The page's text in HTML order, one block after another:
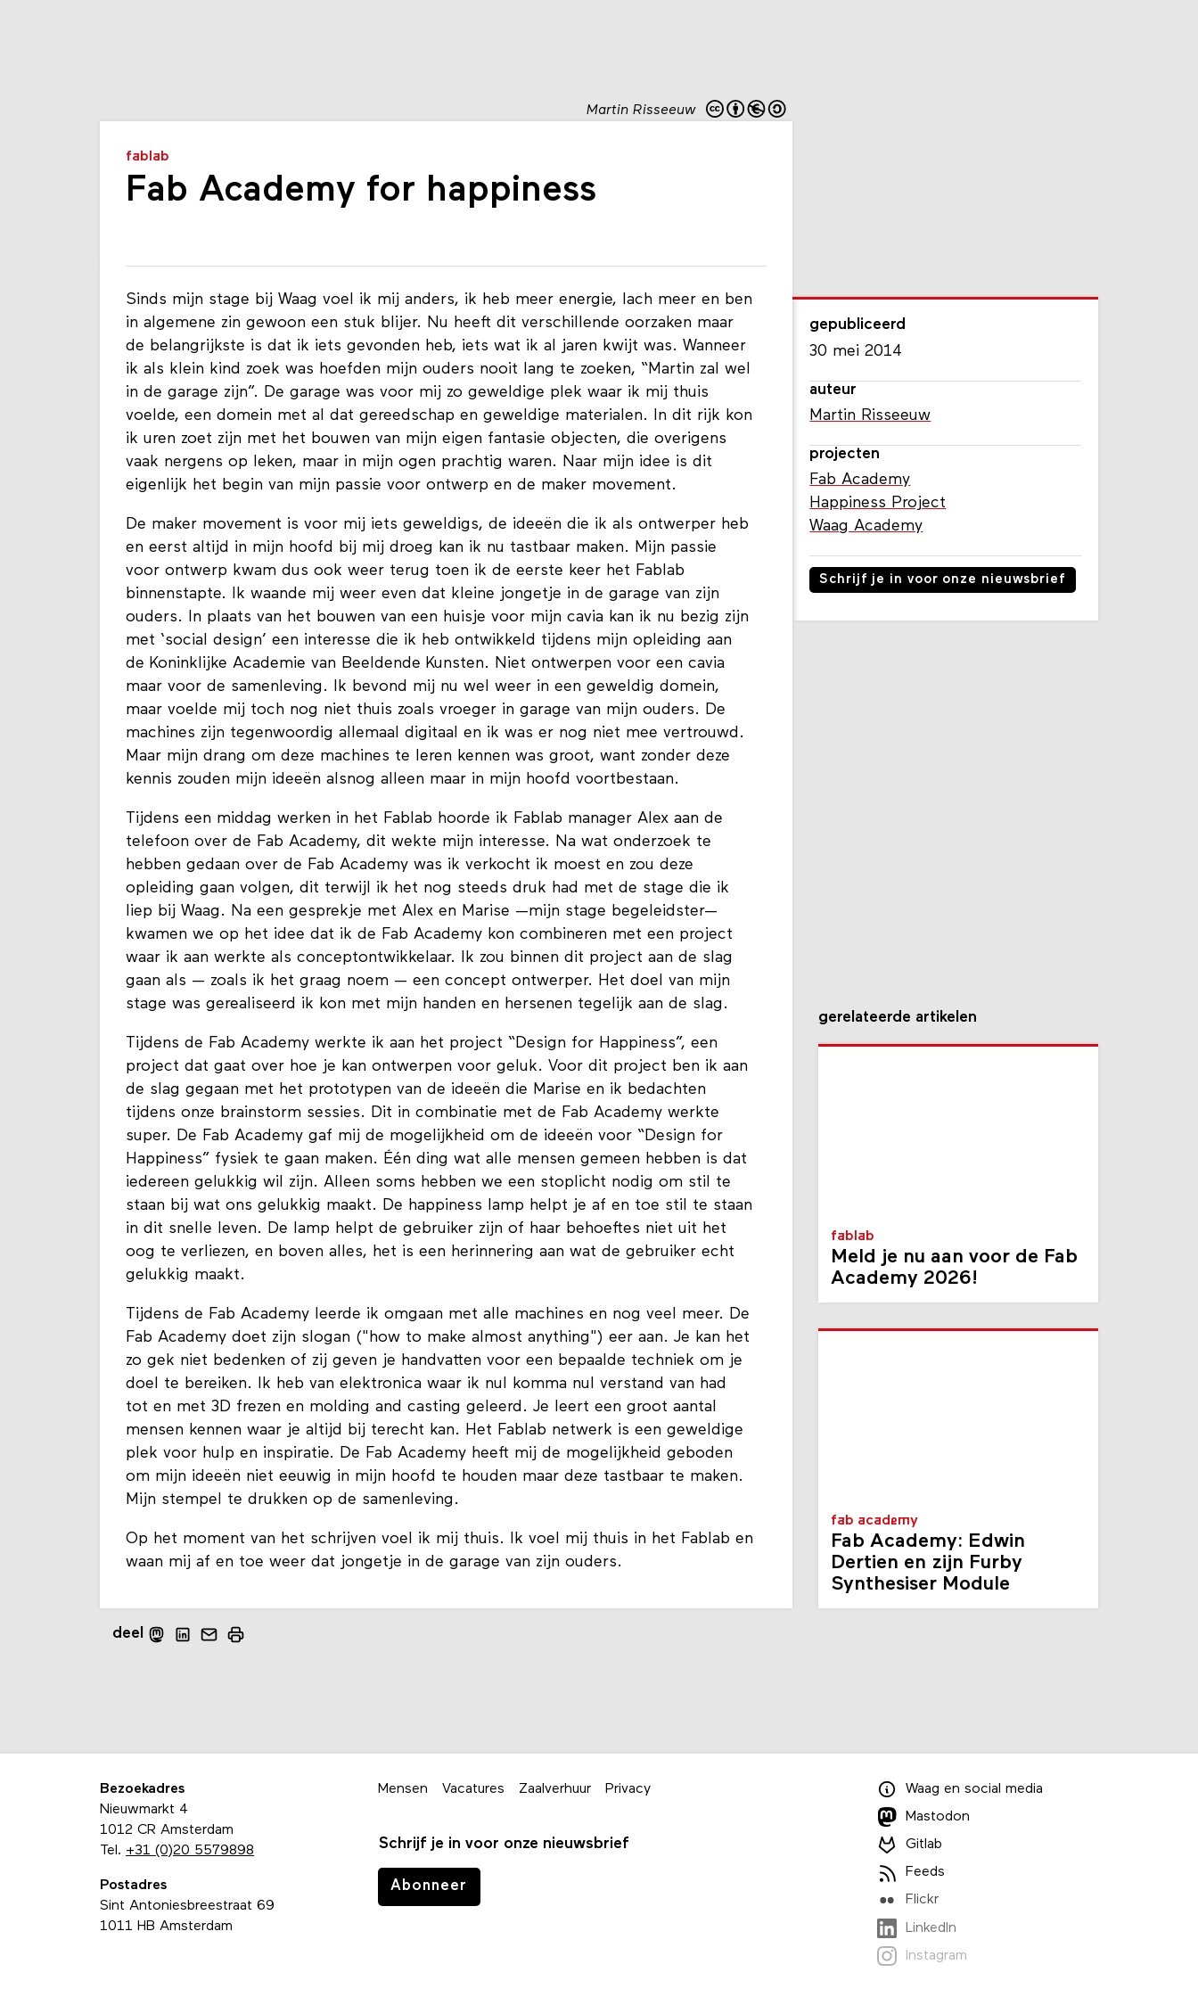
Martin Risseeuw
fablab
Fab Academy for happiness
Sinds mijn stage bij Waag voel ik mij anders, ik heb meer energie, lach meer en ben
in algemene zin gewoon een stuk blijer. Nu heeft dit verschillende oorzaken maar
de belangrijkste is dat ik iets gevonden heb, iets wat ik al jaren kwijt was. Wanneer
ik als klein kind zoek was hoefden mijn ouders nooit lang te zoeken, “Martin zal wel
in de garage zijn”. De garage was voor mij zo geweldige plek waar ik mij thuis
voelde, een domein met al dat gereedschap en geweldige materialen. In dit rijk kon
ik uren zoet zijn met het bouwen van mijn eigen fantasie objecten, die overigens
vaak nergens op leken, maar in mijn ogen prachtig waren. Naar mijn idee is dit
eigenlijk het begin van mijn passie voor ontwerp en de maker movement.
De maker movement is voor mij iets geweldigs, de ideeën die ik als ontwerper heb
en eerst altijd in mijn hoofd bij mij droeg kan ik nu tastbaar maken. Mijn passie
voor ontwerp kwam dus ook weer terug toen ik de eerste keer het Fablab
binnenstapte. Ik waande mij weer even dat kleine jongetje in de garage van zijn
ouders. In plaats van het bouwen van een huisje voor mijn cavia kan ik nu bezig zijn
met ‘social design’ een interesse die ik heb ontwikkeld tijdens mijn opleiding aan
de Koninklijke Academie van Beeldende Kunsten. Niet ontwerpen voor een cavia
maar voor de samenleving. Ik bevond mij nu wel weer in een geweldig domein,
maar voelde mij toch nog niet thuis zoals vroeger in garage van mijn ouders. De
machines zijn tegenwoordig allemaal digitaal en ik was er nog niet mee vertrouwd.
Maar mijn drang om deze machines te leren kennen was groot, want zonder deze
kennis zouden mijn ideeën alsnog alleen maar in mijn hoofd voortbestaan.
Tijdens een middag werken in het Fablab hoorde ik Fablab manager Alex aan de
telefoon over de Fab Academy, dit wekte mijn interesse. Na wat onderzoek te
hebben gedaan over de Fab Academy was ik verkocht ik moest en zou deze
opleiding gaan volgen, dit terwijl ik het nog steeds druk had met de stage die ik
liep bij Waag. Na een gesprekje met Alex en Marise —mijn stage begeleidster—
kwamen we op het idee dat ik de Fab Academy kon combineren met een project
waar ik aan werkte als conceptontwikkelaar. Ik zou binnen dit project aan de slag
gaan als — zoals ik het graag noem — een concept ontwerper. Het doel van mijn
stage was gerealiseerd ik kon met mijn handen en hersenen tegelijk aan de slag.
Tijdens de Fab Academy werkte ik aan het project “Design for Happiness”, een
project dat gaat over hoe je kan ontwerpen voor geluk. Voor dit project ben ik aan
de slag gegaan met het prototypen van de ideeën die Marise en ik bedachten
tijdens onze brainstorm sessies. Dit in combinatie met de Fab Academy werkte
super. De Fab Academy gaf mij de mogelijkheid om de ideeën voor “Design for
Happiness” fysiek te gaan maken. Één ding wat alle mensen gemeen hebben is dat
iedereen gelukkig wil zijn. Alleen soms hebben we een stoplicht nodig om stil te
staan bij wat ons gelukkig maakt. De happiness lamp helpt je af en toe stil te staan
in dit snelle leven. De lamp helpt de gebruiker zijn of haar behoeftes niet uit het
oog te verliezen, en boven alles, het is een herinnering aan wat de gebruiker echt
gelukkig maakt.
Tijdens de Fab Academy leerde ik omgaan met alle machines en nog veel meer. De
Fab Academy doet zijn slogan ("how to make almost anything") eer aan. Je kan het
zo gek niet bedenken of zij geven je handvatten voor een bepaalde techniek om je
doel te bereiken. Ik heb van elektronica waar ik nul komma nul verstand van had
tot en met 3D frezen en molding and casting geleerd. Je leert een groot aantal
mensen kennen waar je altijd bij terecht kan. Het Fablab netwerk is een geweldige
plek voor hulp en inspiratie. De Fab Academy heeft mij de mogelijkheid geboden
om mijn ideeën niet eeuwig in mijn hoofd te houden maar deze tastbaar te maken.
Mijn stempel te drukken op de samenleving.
Op het moment van het schrijven voel ik mij thuis. Ik voel mij thuis in het Fablab en
waan mij af en toe weer dat jongetje in de garage van zijn ouders.
gepubliceerd
30 mei 2014
auteur
Martin Risseeuw
projecten
Fab Academy
Happiness Project
Waag Academy
Schrijf je in voor onze nieuwsbrief
deel
gerelateerde artikelen
fablab
Meld je nu aan voor de Fab
Academy 2026!
fab academy
Fab Academy: Edwin
Dertien en zijn Furby
Synthesiser Module
Bezoekadres
Nieuwmarkt 4
1012 CR Amsterdam
Tel. +31 (0)20 5579898
Postadres
Sint Antoniesbreestraat 69
1011 HB Amsterdam
Mensen Vacatures Zaalverhuur Privacy
Schrijf je in voor onze nieuwsbrief
Abonneer
Waag en social media
Mastodon
Gitlab
Feeds
Flickr
LinkedIn
Instagram